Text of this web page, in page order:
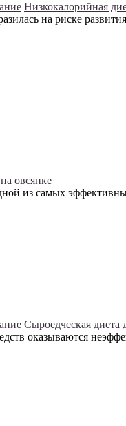
Низкокалорийная
на риске
овсянке
из самых
Сыроедческая диета
оказываются